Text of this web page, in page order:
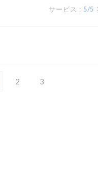
サービス : 5/5
2 3